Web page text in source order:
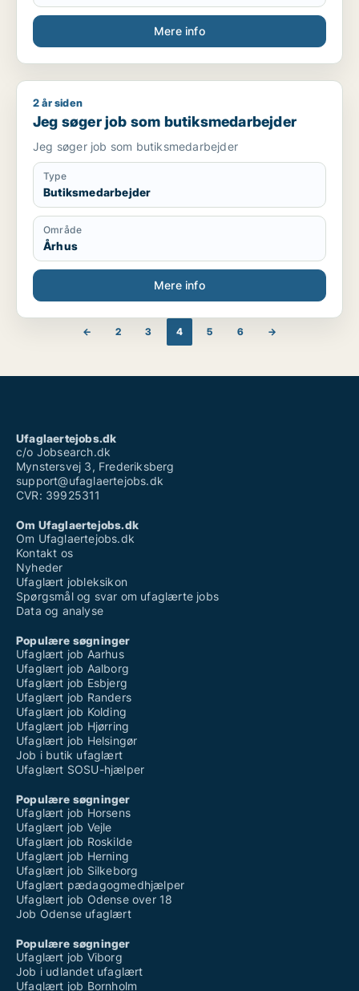
Mere info
Jeg søger job som butiksmedarbejder
2 år siden
Jeg søger job som butiksmedarbejder
Jeg søger job som butiksmedarbejder
Type
Butiksmedarbejder
Område
Århus
Mere info
← 2 3 4 5 6 →
Ufaglaertejobs.dk
c/o Jobsearch.dk
Mynstersvej 3, Frederiksberg
support@ufaglaertejobs.dk
CVR: 39925311
Om Ufaglaertejobs.dk
Om Ufaglaertejobs.dk
Kontakt os
Nyheder
Ufaglært jobleksikon
Spørgsmål og svar om ufaglærte jobs
Data og analyse
Populære søgninger
Ufaglært job Aarhus
Ufaglært job Aalborg
Ufaglært job Esbjerg
Ufaglært job Randers
Ufaglært job Kolding
Ufaglært job Hjørring
Ufaglært job Helsingør
Job i butik ufaglært
Ufaglært SOSU-hjælper
Populære søgninger
Ufaglært job Horsens
Ufaglært job Vejle
Ufaglært job Roskilde
Ufaglært job Herning
Ufaglært job Silkeborg
Ufaglært pædagogmedhjælper
Ufaglært job Odense over 18
Job Odense ufaglært
Populære søgninger
Ufaglært job Viborg
Job i udlandet ufaglært
Ufaglært job Bornholm